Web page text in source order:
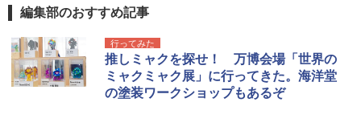
編集部のおすすめ記事
行ってみた
推しミャクを探せ！ 万博会場「世界の
ミャクミャク展」に行ってきた。海洋堂
の塗装ワークショップもあるぞ